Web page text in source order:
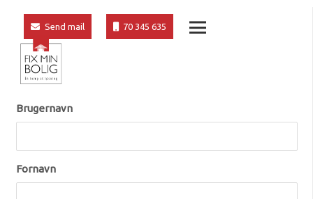
Send mail 70 345 635
Brugernavn
Fornavn